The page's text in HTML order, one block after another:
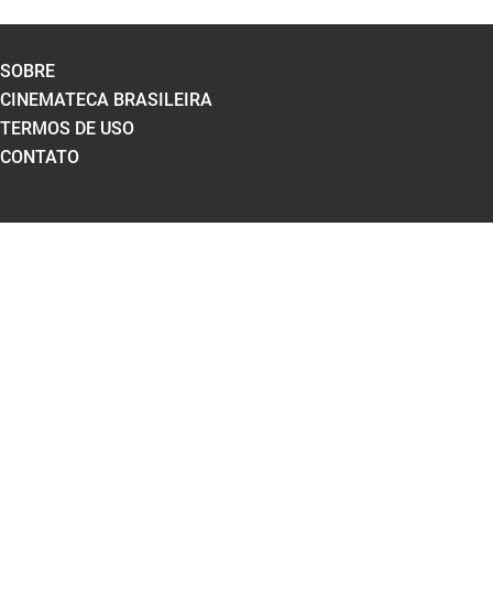
SOBRE
CINEMATECA BRASILEIRA
TERMOS DE USO
CONTATO